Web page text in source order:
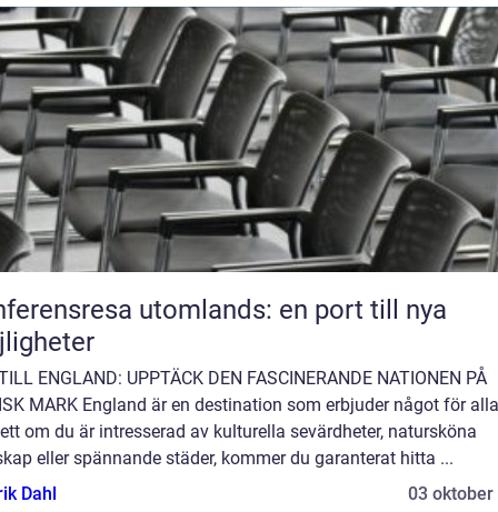
utomlands: en port till nya
ENGLAND: UPPTÄCK DEN FASCINERANDE NATIONEN PÅ
MARK England är en destination som erbjuder något för
om du är intresserad av kulturella sevärdheter, natursköna
eller spännande städer, kommer du garanterat hitta ...
Dahl
03 oktober